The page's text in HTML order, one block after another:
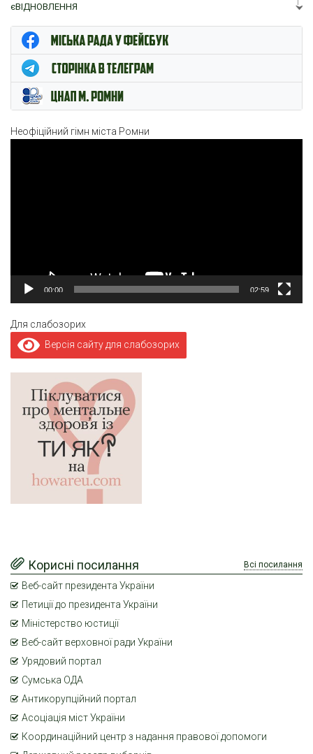
єВІДНОВЛЕННЯ
ЦНАП м. Ромни
Неофіційний гімн міста Ромни
00:00 02:59
Для слабозорих
Версія сайту для слабозорих
Корисні посилання Всі посилання
Веб-сайт президента України
Петиції до президента України
Міністерство юстиції
Веб-сайт верховної ради України
Урядовий портал
Сумська ОДА
Антикорупційний портал
Асоціація міст України
Координаційний центр з надання правової допомоги